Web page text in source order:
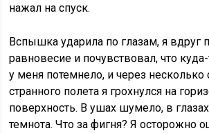
нажал на спуск.
Вспышка ударила по глазам, я вдруг
равновесие и почувствовал, что куда-
у меня потемнело, и через несколько
странного полета я грохнулся на
поверхность. В ушах шумело, в
темнота. Что за фигня? Я осторожно